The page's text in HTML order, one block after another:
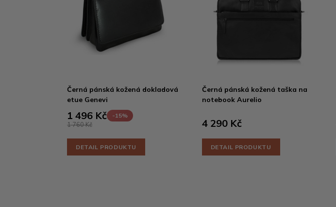
Černá pánská kožená dokladová
etue Genevi
1 496 Kč -15%
1 760 Kč
DETAIL PRODUKTU
Černá pánská kožená taška na
notebook Aurelio
4 290 Kč
DETAIL PRODUKTU